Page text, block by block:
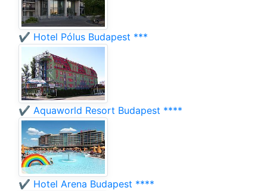
✔️ Hotel Pólus Budapest ***
✔️ Aquaworld Resort Budapest ****
✔️ Hotel Arena Budapest ****